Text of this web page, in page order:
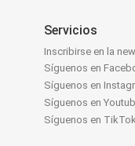
Servicios
Inscribirse en la
Síguenos en
Síguenos en
Síguenos en
Síguenos en